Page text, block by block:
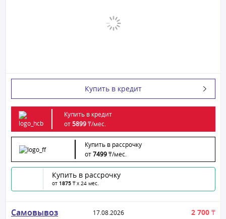
Купить в кредит
Купить в кредит
от5899₸/мес.
Купить в рассрочку
от7499₸/мес.
Купить в рассрочку
от 1875 ₸ x 24 мес.
Самовывоз 17.08.2026 2 700 ₸